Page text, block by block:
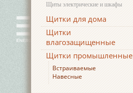
Щиты электрические и шкафы
Щитки для дома
Щитки
влагозащищенные
Щитки промышленные
Встраиваемые
Навесные